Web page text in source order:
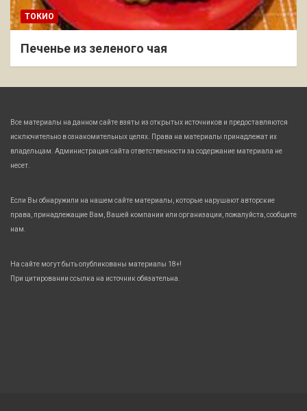
ТОКИО
Печенье из зеленого чая
Все материалы на данном сайте взяты из открытых источников и предоставляются
исключительно в ознакомительных целях. Права на материалы принадлежат их
владельцам. Администрация сайта ответственности за содержание материала не
несет.
Если Вы обнаружили на нашем сайте материалы, которые нарушают авторские
права, принадлежащие Вам, Вашей компании или организации, пожалуйста, сообщите
нам.
На сайте могут быть опубликованы материалы 18+!
При цитировании ссылка на источник обязательна.